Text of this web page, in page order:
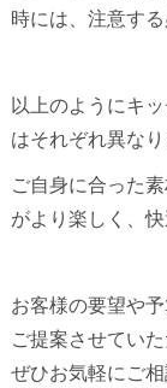
時には、注意する
以上のようにキ
はそれぞれ異なり
ご自身に合った
がより楽しく、
お客様の要望や
ご提案させてい
ぜひお気軽にご相